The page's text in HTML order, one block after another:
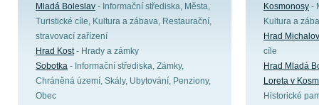
Mladá Boleslav - Informační střediska, Města,
Turistické cíle, Kultura a zábava, Restaurační,
stravovací zařízení
Hrad Kost- Hrady a zámky
Sobotka - Informační střediska, Zámky,
Chráněná území, Skály, Ubytování, Penziony,
Obec
Kosmonosy -
Kultura a
Hrad
cíle
Hrad Mladá
Loreta v
Historické